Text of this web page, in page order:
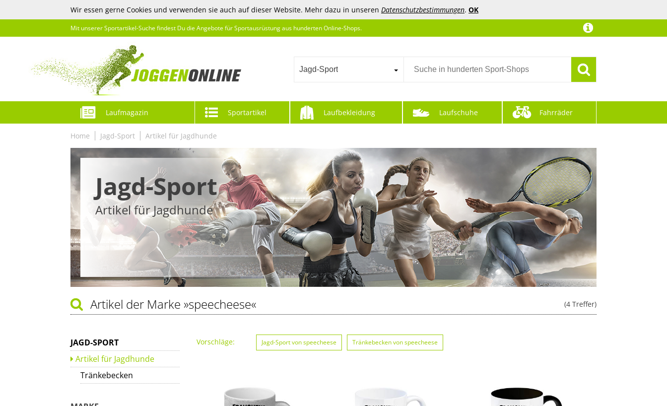
Wir essen gerne Cookies und verwenden sie auch auf dieser Website. Mehr dazu in unseren Datenschutzbestimmungen. OK
Mit unserer Sportartikel-Suche findest Du die Angebote für Sportausrüstung aus hunderten Online-Shops.
Jagd-Sport
Laufmagazin Sportartikel Laufbekleidung Laufschuhe Fahrräder
Home Jagd-Sport Artikel für Jagdhunde
Jagd-Sport
Artikel für Jagdhunde
(4 Treffer)
Artikel der Marke »speecheese«
JAGD-SPORT
Artikel für Jagdhunde
Tränkebecken
Vorschläge: Jagd-Sport von speecheese Tränkebecken von speecheese